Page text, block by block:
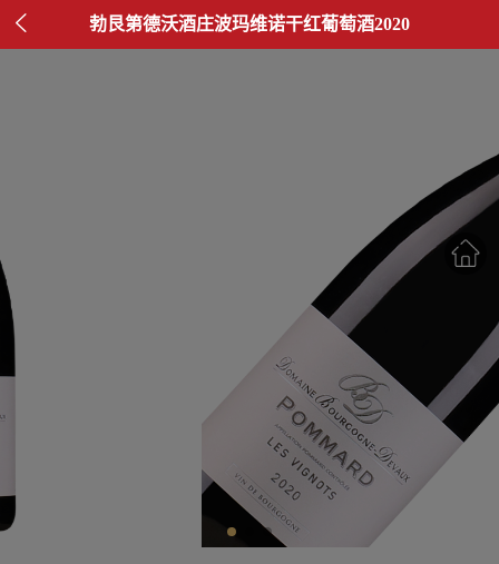
 勃艮第德沃酒庄波玛维诺干红葡萄酒2020